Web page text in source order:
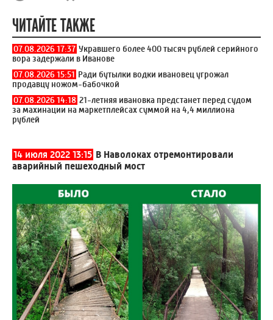
ЧИТАЙТЕ ТАКЖЕ
07.08.2026 17:37 Укравшего более 400 тысяч рублей серийного
вора задержали в Иванове
07.08.2026 15:51 Ради бутылки водки ивановец угрожал
продавцу ножом-бабочкой
07.08.2026 14:18 21-летняя ивановка предстанет перед судом
за махинации на маркетплейсах суммой на 4,4 миллиона
рублей
14 июля 2022 13:15 В Наволоках отремонтировали
аварийный пешеходный мост